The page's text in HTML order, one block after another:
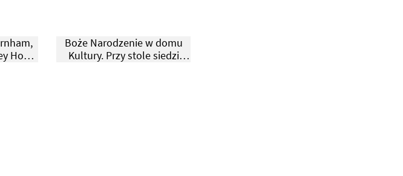
Hook.
Boże Narodzenie w domu
Kultury. Przy stole siedzi